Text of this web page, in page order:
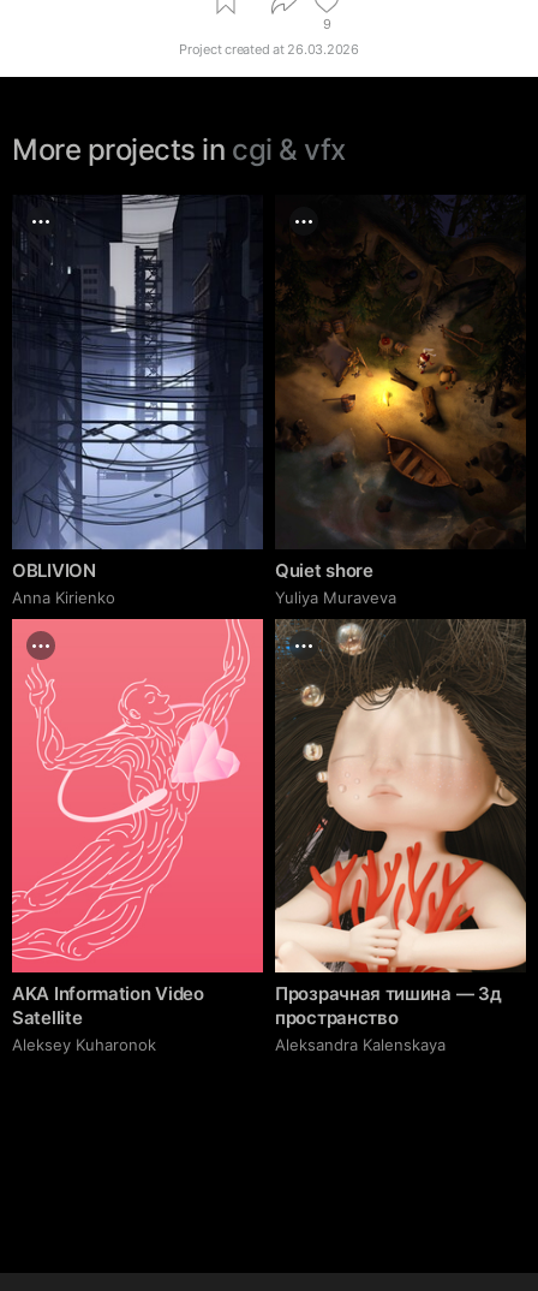
9
Project created at 26.03.2026
More projects in cgi & vfx
OBLIVION
Anna Kirienko
Quiet shore
Yuliya Muraveva
AKA Information Video
Satellite
Aleksey Kuharonok
Прозрачная тишина — 3д
пространство
Aleksandra Kalenskaya